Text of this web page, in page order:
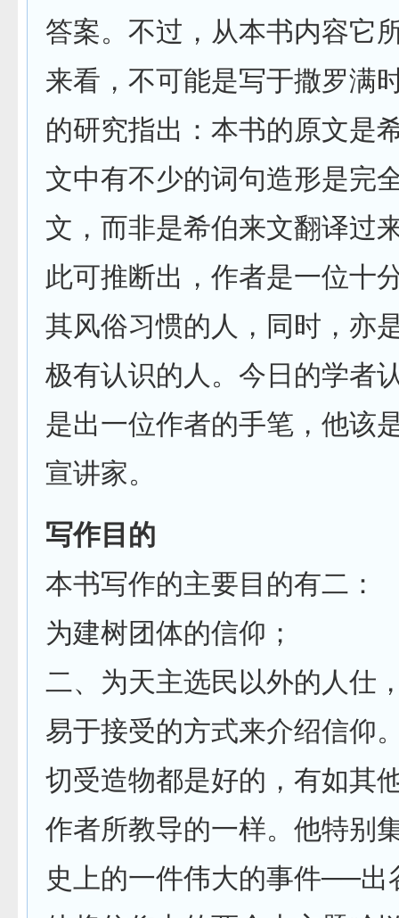
答案。不过，从本书内容它
来看，不可能是写于撒罗满
的研究指出：本书的原文是
文中有不少的词句造形是完
文，而非是希伯来文翻译过
此可推断出，作者是一位十
其风俗习惯的人，同时，亦
极有认识的人。今日的学者
是出一位作者的手笔，他该
宣讲家。
写作目的
本书写作的主要目的有二：
为建树团体的信仰；
二、为天主选民以外的人仕
易于接受的方式来介绍信仰
切受造物都是好的，有如其
作者所教导的一样。他特别
史上的一件伟大的事件──出